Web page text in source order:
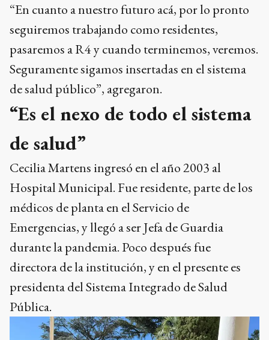
“En cuanto a nuestro futuro acá, por lo pronto
seguiremos trabajando como residentes,
pasaremos a R4 y cuando terminemos, veremos.
Seguramente sigamos insertadas en el sistema
de salud público”, agregaron.
“Es el nexo de todo el sistema
de salud”
Cecilia Martens ingresó en el año 2003 al
Hospital Municipal. Fue residente, parte de los
médicos de planta en el Servicio de
Emergencias, y llegó a ser Jefa de Guardia
durante la pandemia. Poco después fue
directora de la institución, y en el presente es
presidenta del Sistema Integrado de Salud
Pública.